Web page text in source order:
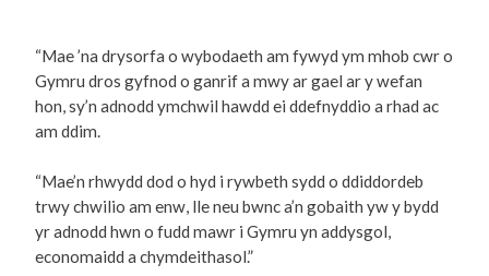
“Mae ’na drysorfa o wybodaeth am fywyd ym mhob cwr o
Gymru dros gyfnod o ganrif a mwy ar gael ar y wefan
hon, sy’n adnodd ymchwil hawdd ei ddefnyddio a rhad ac
am ddim.
“Mae’n rhwydd dod o hyd i rywbeth sydd o ddiddordeb
trwy chwilio am enw, lle neu bwnc a’n gobaith yw y bydd
yr adnodd hwn o fudd mawr i Gymru yn addysgol,
economaidd a chymdeithasol.”